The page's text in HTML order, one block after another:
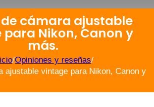
cámara ajustable
Nikon, Canon y
más.
/Opiniones y reseñas/
ajustable vintage para Nikon, Canon y